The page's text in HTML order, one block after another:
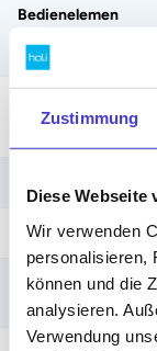
Zustimmung
Diese Webseite
Wir verwenden
personalisieren,
können und die
analysieren.
Verwendung
Bedienelemen
Reminder
Lieferung
Lieferzeit